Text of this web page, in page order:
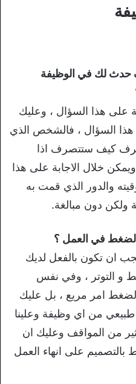
لك في الوظيفة
على هذا السؤال ، وعليك
هذا السؤال ، فالشخص الذي
كيف ستتصرف اذا
خلال الاجابة على هذا
والدور الذي قمت به
ولكن دون مبالغة.
في العمل ؟
ان تكون بالفعل لديك
و التوتر ، وفي نفس
امر مريع ، بل عليك
من اي وظيفة وعلينا
من المواقف وعليك ان
بالتصميم على انهاء العمل